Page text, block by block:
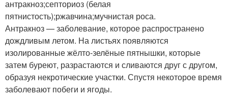
антракноз;септориоз (белая
пятнистость);ржавчина;мучнистая роса.
Антракноз — заболевание, которое распространено
дождливым летом. На листьях появляются
изолированные жёлто-зелёные пятнышки, которые
затем буреют, разрастаются и сливаются друг с другом,
образуя некротические участки. Спустя некоторое время
заболевают побеги и ягоды.